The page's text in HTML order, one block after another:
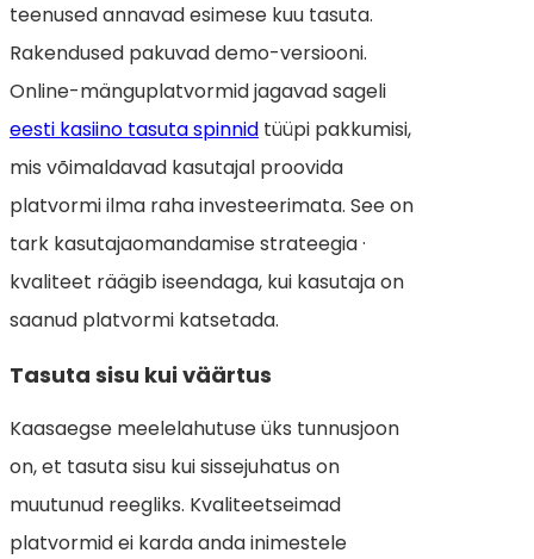
teenused annavad esimese kuu tasuta.
Rakendused pakuvad demo-versiooni.
Online-mänguplatvormid jagavad sageli
eesti kasiino tasuta spinnid tüüpi pakkumisi,
mis võimaldavad kasutajal proovida
platvormi ilma raha investeerimata. See on
tark kasutajaomandamise strateegia ·
kvaliteet räägib iseendaga, kui kasutaja on
saanud platvormi katsetada.
Tasuta sisu kui väärtus
Kaasaegse meelelahutuse üks tunnusjoon
on, et tasuta sisu kui sissejuhatus on
muutunud reegliks. Kvaliteetseimad
platvormid ei karda anda inimestele